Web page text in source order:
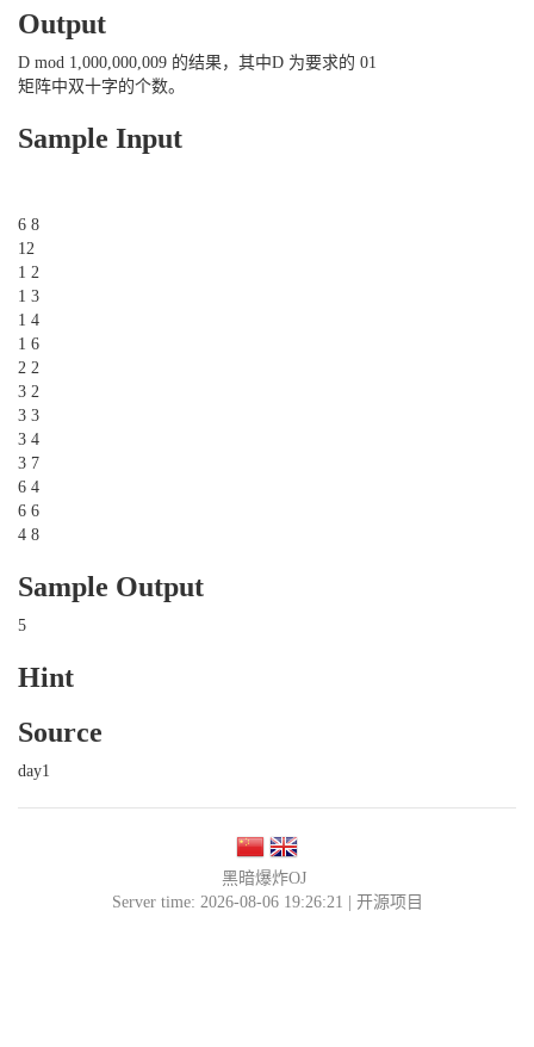
Output
D mod 1,000,000,009 的结果，其中D 为要求的 01
矩阵中双十字的个数。
Sample Input
6 8
12
1 2
1 3
1 4
1 6
2 2
3 2
3 3
3 4
3 7
6 4
6 6
4 8
Sample Output
5
Hint
Source
day1
黑暗爆炸OJ
Server time: 2026-08-06 19:26:21 | 开源项目